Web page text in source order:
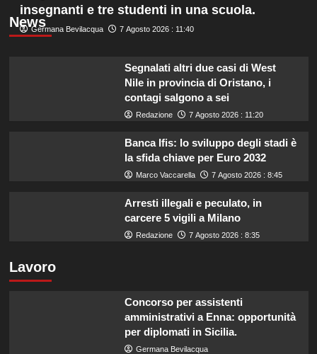
News
insegnanti e tre studenti in una scuola.
Germana Bevilacqua 7 Agosto 2026 : 11:40
Segnalati altri due casi di West
Nile in provincia di Oristano, i
contagi salgono a sei
Redazione 7 Agosto 2026 : 11:20
Banca Ifis: lo sviluppo degli stadi è
la sfida chiave per Euro 2032
Marco Vaccarella 7 Agosto 2026 : 8:45
Arresti illegali e peculato, in
carcere 5 vigili a Milano
Redazione 7 Agosto 2026 : 8:35
Lavoro
Concorso per assistenti
amministrativi a Enna: opportunità
per diplomati in Sicilia.
Germana Bevilacqua